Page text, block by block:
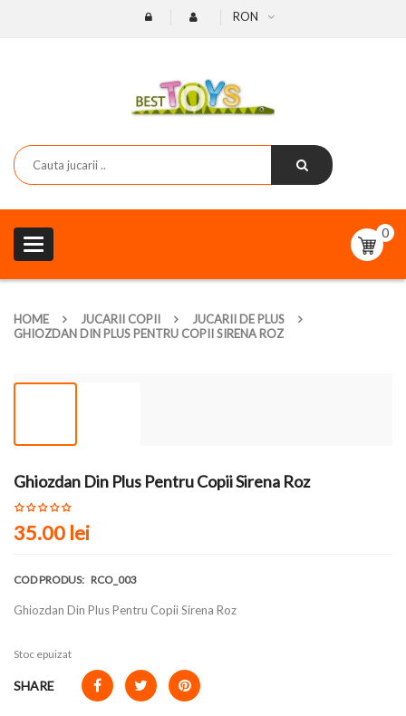
RON
Toggle
navigation
0
HOME JUCARII COPII
JUCARII DE PLUS
GHIOZDAN DIN PLUS PENTRU COPII SIRENA ROZ
Ghiozdan Din Plus Pentru Copii Sirena Roz
35.00 lei
COD PRODUS: RCO_003
Ghiozdan Din Plus Pentru Copii Sirena Roz
Stoc epuizat
SHARE